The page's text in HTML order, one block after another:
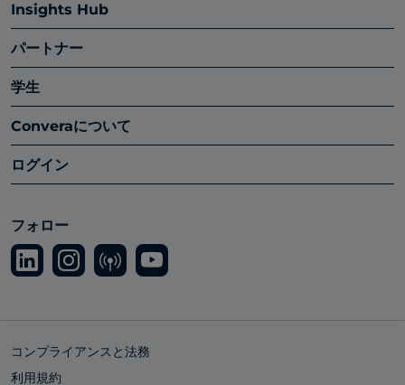
Insights Hub
パートナー
学生
Converaについて
ログイン
フォロー
コンプライアンスと法務
利用規約